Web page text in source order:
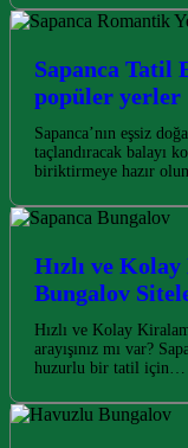
Sapanca Tatil
popüler yerler
Sapanca’nın eşsiz
taçlandıracak balayı
biriktirmeye hazır
Hızlı ve
Bungalov
Hızlı ve Kolay
arayışınız mı var?
huzurlu bir tatil için…